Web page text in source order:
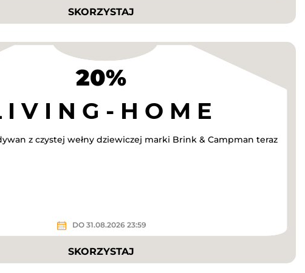
SKORZYSTAJ
20%
z czystej wełny dziewiczej marki Brink & Campman teraz
DO 31.08.2026 23:59
SKORZYSTAJ